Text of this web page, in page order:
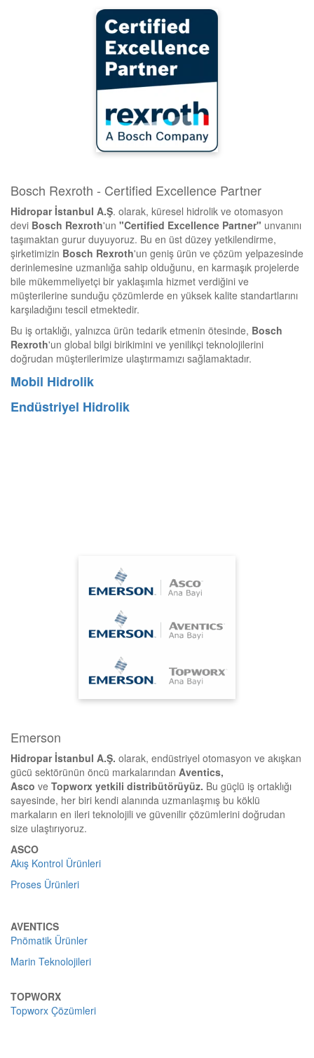
Bosch Rexroth - Certified Excellence Partner
Hidropar İstanbul A.Ş. olarak, küresel hidrolik ve otomasyon
devi Bosch Rexroth'un "Certified Excellence Partner" unvanını
taşımaktan gurur duyuyoruz. Bu en üst düzey yetkilendirme,
şirketimizin Bosch Rexroth'un geniş ürün ve çözüm yelpazesinde
derinlemesine uzmanlığa sahip olduğunu, en karmaşık projelerde
bile mükemmeliyetçi bir yaklaşımla hizmet verdiğini ve
müşterilerine sunduğu çözümlerde en yüksek kalite standartlarını
karşıladığını tescil etmektedir.
Bu iş ortaklığı, yalnızca ürün tedarik etmenin ötesinde, Bosch
Rexroth'un global bilgi birikimini ve yenilikçi teknolojilerini
doğrudan müşterilerimize ulaştırmamızı sağlamaktadır.
Mobil Hidrolik
Endüstriyel Hidrolik
Emerson
Hidropar İstanbul A.Ş. olarak, endüstriyel otomasyon ve akışkan
gücü sektörünün öncü markalarından Aventics,
Asco ve Topworx yetkili distribütörüyüz. Bu güçlü iş ortaklığı
sayesinde, her biri kendi alanında uzmanlaşmış bu köklü
markaların en ileri teknolojili ve güvenilir çözümlerini doğrudan
size ulaştırıyoruz.
ASCO
Akış Kontrol Ürünleri
Proses Ürünleri
AVENTICS
Pnömatik Ürünler
Marin Teknolojileri
TOPWORX
Topworx Çözümleri